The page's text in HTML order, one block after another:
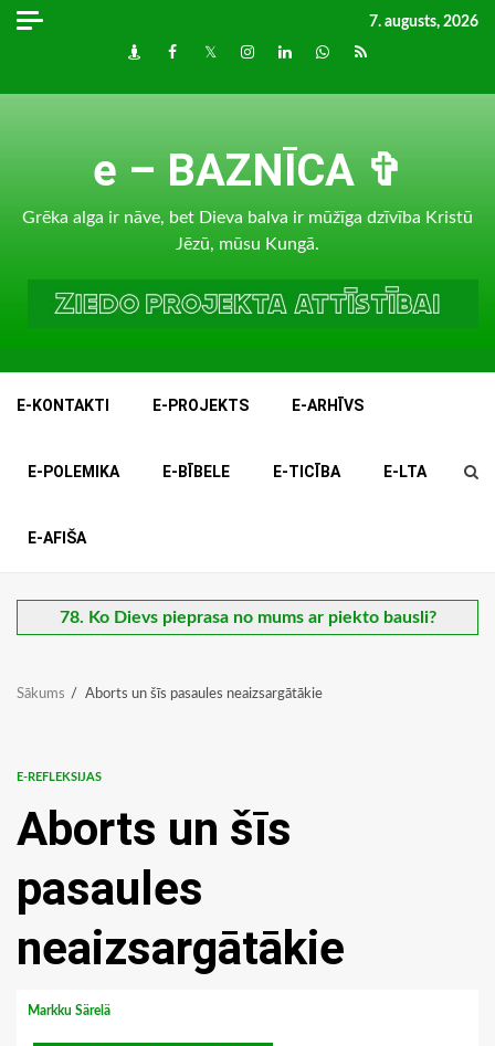
Skip
7. augusts, 2026
DraugiemFacebook
TwitterInstagram
LinkedInwhatsapp
RSS
e – BAZNĪCA ✞
Grēka alga ir nāve, bet Dieva balva ir mūžīga dzīvība Kristū
Jēzū, mūsu Kungā.
E-KONTAKTI E-PROJEKTS E-ARHĪVS
E-POLEMIKA E-BĪBELE E-TICĪBA E-LTA
E-AFIŠA
78. Ko Dievs pieprasa no mums ar piekto bausli?
Sākums Aborts un šīs pasaules neaizsargātākie
E-REFLEKSIJAS
Aborts un šīs
pasaules
neaizsargātākie
Markku Särelä